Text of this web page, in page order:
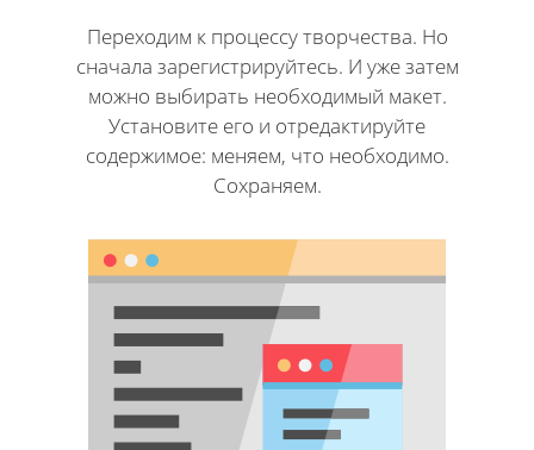
Переходим к процессу творчества. Но
сначала зарегистрируйтесь. И уже затем
можно выбирать необходимый макет.
Установите его и отредактируйте
содержимое: меняем, что необходимо.
Сохраняем.